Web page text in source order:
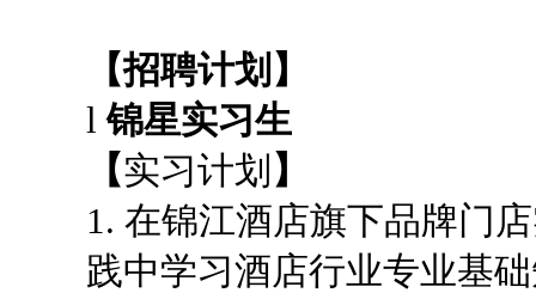
【招聘计划】
l锦星实习生
【实习计划 】
1. 在锦江酒店旗下品牌门
践中学习酒店行业专业基